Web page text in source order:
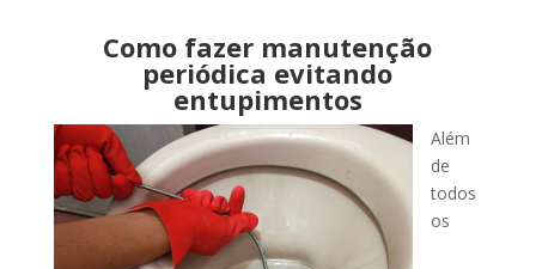
Como fazer manutenção
periódica evitando
entupimentos
Além
de
todos
os